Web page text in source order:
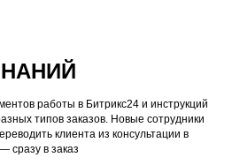
работы в Битрикс24 и инструкций
типов заказов. Новые сотрудники
клиента из консультации в
сразу в заказ